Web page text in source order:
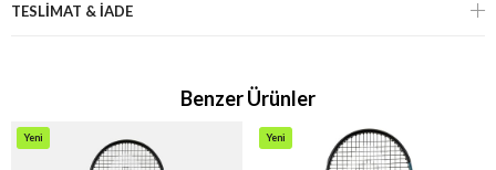
TESLİMAT & İADE
Benzer Ürünler
Yeni
Yeni